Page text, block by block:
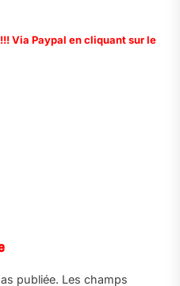
Via Paypal en cliquant sur le
publiée. Les champs